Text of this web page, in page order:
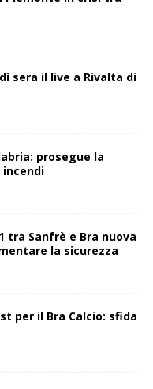
sera il live a Rivalta di
prosegue la
tra Sanfrè e Bra nuova
la sicurezza
per il Bra Calcio: sfida